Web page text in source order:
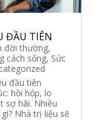
ĐẦU TIÊN
đời thường,
cách sống, Sức
đầu tiên
hồi hộp, lo
sợ hãi. Nhiều
Nhà trị liệu sẽ